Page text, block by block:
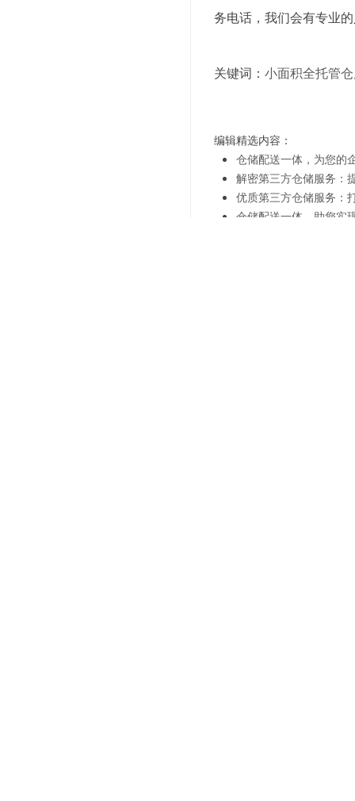
务电话，我们会有专业
关键词： 小面积全托管
编辑精选内容：
仓储配送一体，为您的
解密第三方仓储服务：
优质第三方仓储服务：
仓储配送一体，助您实